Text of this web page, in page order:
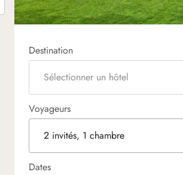
Destination
Sélectionner un hôtel
Voyageurs
2 invités, 1 chambre
Dates